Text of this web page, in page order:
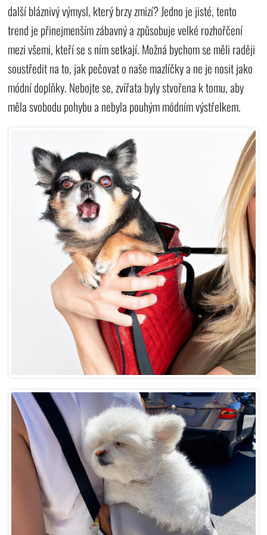
další bláznivý výmysl, který brzy zmizí? Jedno je jisté, tento
trend je přinejmenším zábavný a způsobuje velké rozhořčení
mezi všemi, kteří se s ním setkají. Možná bychom se měli raději
soustředit na to, jak pečovat o naše mazlíčky a ne je nosit jako
módní doplňky. Nebojte se, zvířata byly stvořena k tomu, aby
měla svobodu pohybu a nebyla pouhým módním výstřelkem.